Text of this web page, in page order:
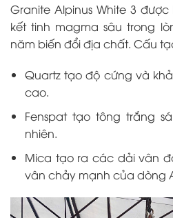
Granite Alpinus White 3
kết tinh magma sâu trong
năm biến đổi địa chất. Cấu
Quartz tạo độ cứng và
cao.
Fenspat tạo tông trắng
nhiên.
Mica tạo ra các dải vân
vân chảy mạnh của dòng